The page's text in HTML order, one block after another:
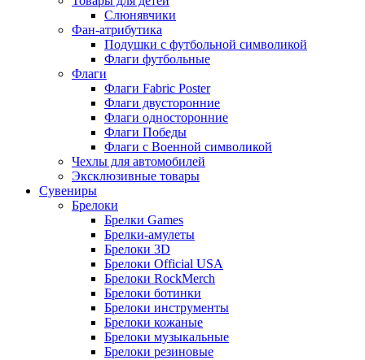
Слюнявчики
Фан-атрибутика
Подушки с футбольной символикой
Флаги футбольные
Флаги
Флаги Fabric Poster
Флаги двусторонние
Флаги односторонние
Флаги Победы
Флаги с Военной символикой
Чехлы для автомобилей
Эксклюзивные товары
Сувениры
Брелоки
Брелки Games
Брелки-амулеты
Брелоки 3D
Брелоки Official USA
Брелоки RockMerch
Брелоки ботинки
Брелоки инструменты
Брелоки кожаные
Брелоки музыкальные
Брелоки резиновые